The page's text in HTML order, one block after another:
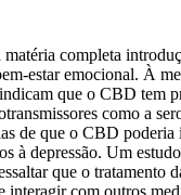
completa
estar emocional. À
que o CBD tem
como a
que o CBD
à depressão. Um
que o